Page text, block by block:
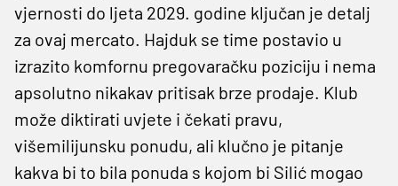
vjernosti do ljeta 2029. godine ključan je detalj
za ovaj mercato. Hajduk se time postavio u
izrazito komfornu pregovaračku poziciju i nema
apsolutno nikakav pritisak brze prodaje. Klub
može diktirati uvjete i čekati pravu,
višemilijunsku ponudu, ali klučno je pitanje
kakva bi to bila ponuda s kojom bi Silić mogao